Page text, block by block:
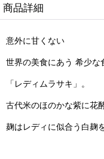
商品詳細
意外に甘くない
世界の美食にあう 希少な
「レディムラサキ」。
古代米のほのかな紫に花
麹はレディに似合う白麹